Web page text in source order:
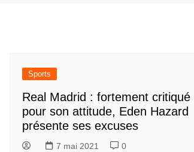
Sports
Real Madrid : fortement critiqué
pour son attitude, Eden Hazard
présente ses excuses
7 mai 2021 0